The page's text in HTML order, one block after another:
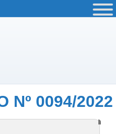
Nº 0094/2022